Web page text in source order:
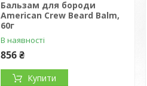
Бальзам для бороди
American Crew Beard Balm,
60г
В наявності
856 ₴
Купити